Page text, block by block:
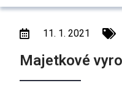
11. 1. 2021
Majetkové